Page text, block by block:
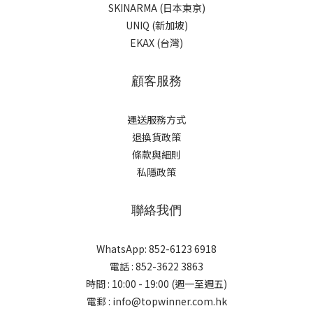
SKINARMA (日本東京)
UNIQ (新加坡)
EKAX (台灣)
顧客服務
運送服務方式
退換貨政策
條款與細則
私隱政策
聯絡我們
WhatsApp: 852-6123 6918
電話 : 852-3622 3863
時間 : 10:00 - 19:00 (週一至週五)
電郵 : info@topwinner.com.hk